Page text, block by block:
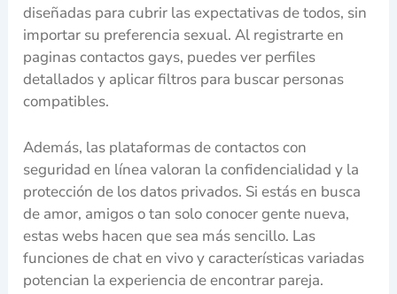
diseñadas para cubrir las expectativas de todos, sin
importar su preferencia sexual. Al registrarte en
paginas contactos gays, puedes ver perfiles
detallados y aplicar filtros para buscar personas
compatibles.
Además, las plataformas de contactos con
seguridad en línea valoran la confidencialidad y la
protección de los datos privados. Si estás en busca
de amor, amigos o tan solo conocer gente nueva,
estas webs hacen que sea más sencillo. Las
funciones de chat en vivo y características variadas
potencian la experiencia de encontrar pareja.